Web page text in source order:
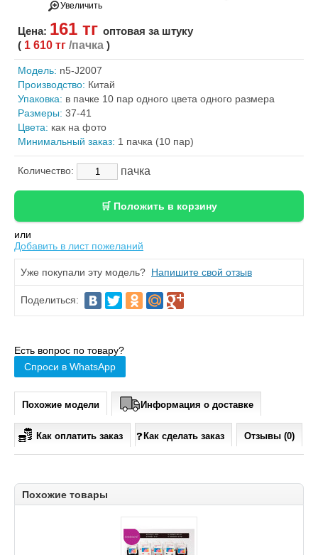
Увеличить
Цена: 161 тг оптовая за штуку
( 1 610 тг /пачка )
Модель: n5-J2007
Производство: Китай
Упаковка: в пачке 10 пар одного цвета одного размера
Размеры: 37-41
Цвета: как на фото
Минимальный заказ: 1 пачка (10 пар)
Количество: пачка
или
Добавить в лист пожеланий
Уже покупали эту модель? Напишите свой отзыв
Поделиться:
Есть вопрос по товару?
Спроси в WhatsApp
Похожие модели Информация о доставке
Как оплатить заказ Как сделать заказ Отзывы (0)
Похожие товары